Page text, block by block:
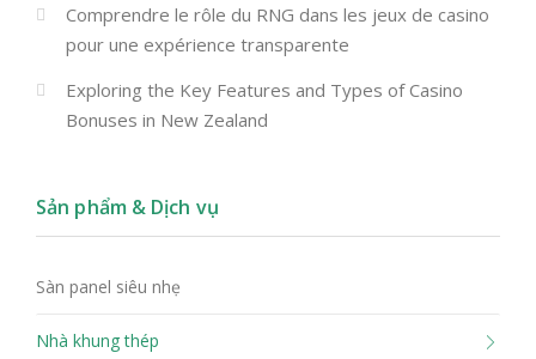
Comprendre le rôle du RNG dans les jeux de casino
pour une expérience transparente
Exploring the Key Features and Types of Casino
Bonuses in New Zealand
Sản phẩm & Dịch vụ
Sàn panel siêu nhẹ
Nhà khung thép